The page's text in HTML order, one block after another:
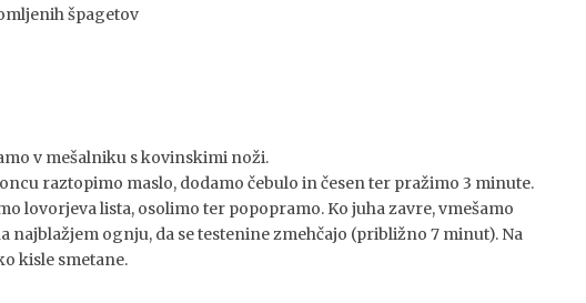
špagetov
v mešalniku s kovinskimi noži.
raztopimo maslo, dodamo čebulo in česen ter pražimo 3 minute.
lovorjeva lista, osolimo ter popopramo. Ko juha zavre, vmešamo
najblažjem ognju, da se testenine zmehčajo (približno 7 minut). Na
kisle smetane.